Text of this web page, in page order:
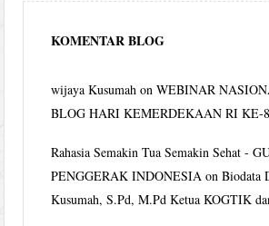
KOMENTAR BLOG
wijaya Kusumah onWEBINAR
BLOG HARI KEMERDEKAAN RI KE-
Rahasia Semakin Tua Semakin Sehat -
PENGGERAK INDONESIA onBiodata
Kusumah, S.Pd, M.Pd Ketua KOGTIK